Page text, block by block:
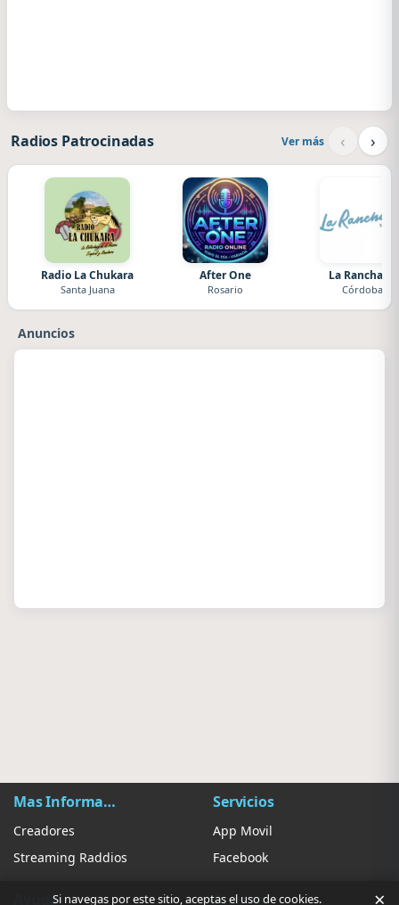
Radios Patrocinadas Ver más ‹ ›
Radio La Chukara
Santa Juana
After One
Rosario
La Ranchada
Córdoba
Anuncios
Mas Información
Creadores
Streaming Raddios
Servicios
App Movil
Facebook
Ayuda Ajustes
Si navegas por este sitio, aceptas el uso de cookies. ×